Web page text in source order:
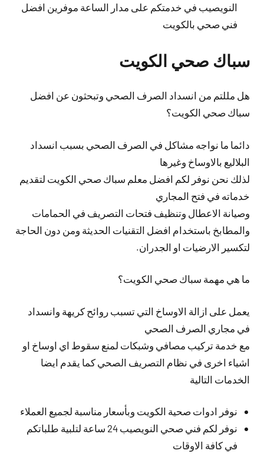
النويصيب في خدمتكم على مدار الساعة موفرين افضل
فني صحي بالكويت
سباك صحي الكويت
هل مللتم من انسداد الصرف الصحي وتبحثون عن افضل
سباك صحي الكويت؟
دائما ما نواجه مشاكل في الصرف الصحي بسبب انسداد
البلاليع بالاوساخ وغيرها
لذلك نحن نوفر لكم افضل معلم سباك صحي الكويت لتقديم
خدماته في فتح المجاري
وصيانة الاعطال وتنظيف فتحات التصريف في الحمامات
والمطابخ باستخدام افضل التقنيات الحديثة ومن دون الحاجة
لتكسير الارضيات او الجدران.
ما هي مهمة سباك صحي الكويت؟
يعمل على ازالة الاوساخ التي تسبب روائح كريهة وانسداد
في مجاري الصرف الصحي
مع خدمة تركيب مصافي وشبكات لمنع سقوط اي اوساخ او
اشياء اخرى في نظام التصريف الصحي كما يقدم ايضا
الخدمات التالية
نوفر ادوات صحية الكويت وبأسعار مناسبة لجميع العملاء
نوفر لكم فني صحي النويصيب 24 ساعة لتلبية طلباتكم
في كافة الاوقات